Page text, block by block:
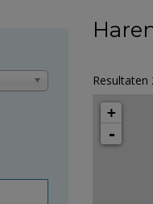
Resultaten
+
-